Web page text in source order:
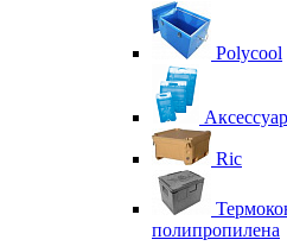
Polycool
Ric
полипропилена